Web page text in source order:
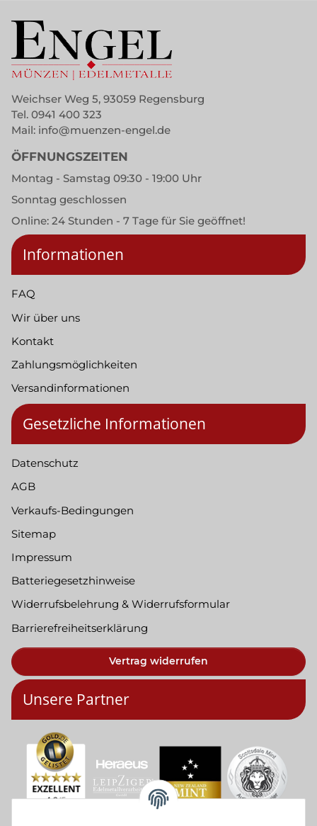
Weichser Weg 5, 93059 Regensburg
Tel. 0941 400 323
Mail: info@muenzen-engel.de
ÖFFNUNGSZEITEN
Montag - Samstag 09:30 - 19:00 Uhr
Sonntag geschlossen
Online: 24 Stunden - 7 Tage für Sie geöffnet!
Informationen
FAQ
Wir über uns
Kontakt
Zahlungsmöglichkeiten
Versandinformationen
Gesetzliche Informationen
Datenschutz
AGB
Verkaufs-Bedingungen
Sitemap
Impressum
Batteriegesetzhinweise
Widerrufsbelehrung & Widerrufsformular
Barrierefreiheitserklärung
Vertrag widerrufen
Unsere Partner